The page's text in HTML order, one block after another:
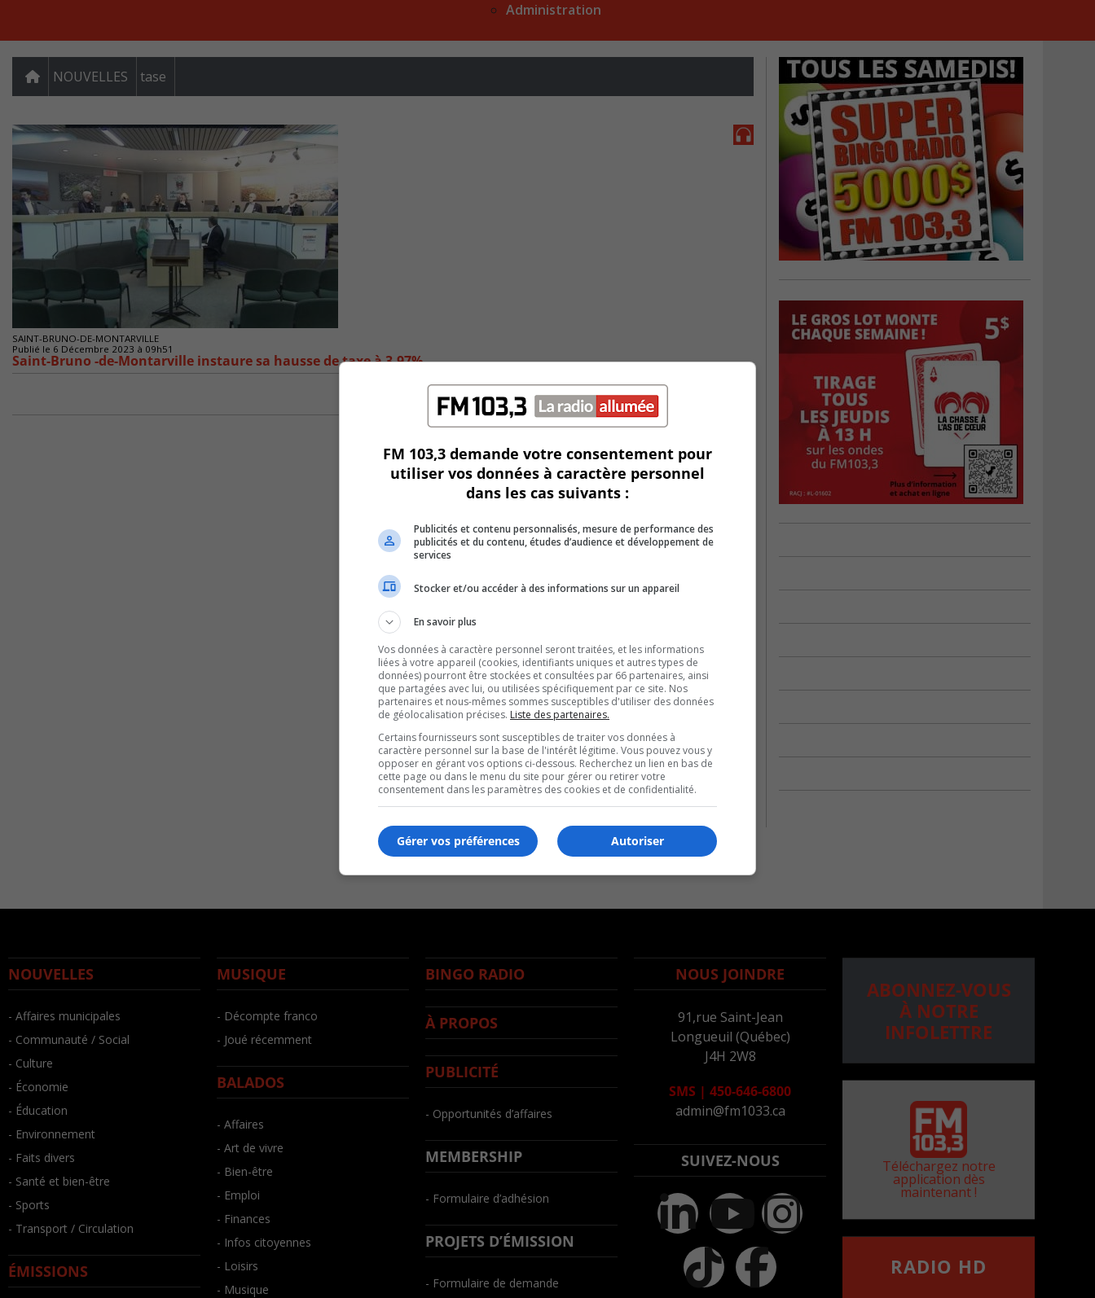
Administration
NOUVELLES tase
SAINT-BRUNO-DE-MONTARVILLE
Publié le 6 Décembre 2023 à 09h51
Saint-Bruno -de-Montarville instaure sa hausse de taxe à 3,97%
NOUVELLES
- Affaires municipales
- Communauté / Social
- Culture
- Économie
- Éducation
- Environnement
- Faits divers
- Santé et bien-être
- Sports
- Transport / Circulation
ÉMISSIONS
MUSIQUE
- Décompte franco
- Joué récemment
BALADOS
- Affaires
- Art de vivre
- Bien-être
- Emploi
- Finances
- Infos citoyennes
- Loisirs
- Musique
BINGO RADIO
À PROPOS
PUBLICITÉ
- Opportunités d’affaires
MEMBERSHIP
- Formulaire d’adhésion
PROJETS D’ÉMISSION
- Formulaire de demande
NOUS JOINDRE
91,rue Saint-Jean
Longueuil (Québec)
J4H 2W8
SMS | 450-646-6800
admin@fm1033.ca
SUIVEZ-NOUS
ABONNEZ-VOUS
À NOTRE
INFOLETTRE
Téléchargez notre
application dès
maintenant !
RADIO HD
FM 103,3 demande votre consentement pour
utiliser vos données à caractère personnel
dans les cas suivants :
Publicités et contenu personnalisés, mesure de performance des
publicités et du contenu, études d’audience et développement de
services
Stocker et/ou accéder à des informations sur un appareil
En savoir plus
Vos données à caractère personnel seront traitées, et les informations
liées à votre appareil (cookies, identifiants uniques et autres types de
données) pourront être stockées et consultées par 66 partenaires, ainsi
que partagées avec lui, ou utilisées spécifiquement par ce site. Nos
partenaires et nous-mêmes sommes susceptibles d'utiliser des données
de géolocalisation précises. Liste des partenaires.
Certains fournisseurs sont susceptibles de traiter vos données à
caractère personnel sur la base de l'intérêt légitime. Vous pouvez vous y
opposer en gérant vos options ci-dessous. Recherchez un lien en bas de
cette page ou dans le menu du site pour gérer ou retirer votre
consentement dans les paramètres des cookies et de confidentialité.
Autoriser
Gérer vos préférences